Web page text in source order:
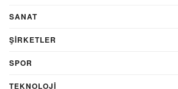
SANAT
ŞIRKETLER
SPOR
TEKNOLOJİ